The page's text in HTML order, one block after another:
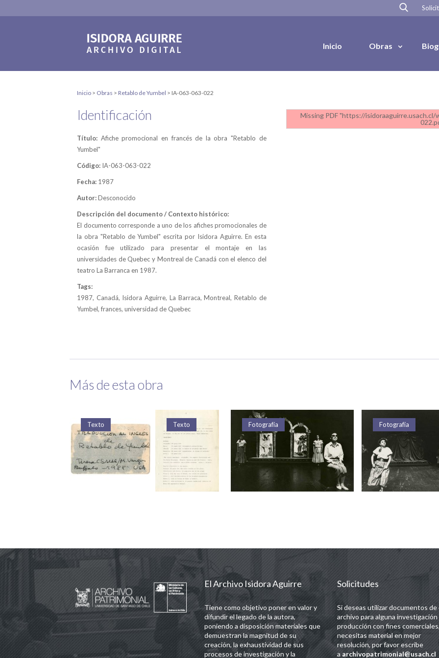
Inicio Obras
Inicio > Obras > Retablo de Yumbel > IA-063-063-022
Missing PDF "https://
Identificación
Título: Afiche promocional en francés de la obra "Retablo de
Yumbel"
Código: IA-063-063-022
Fecha: 1987
Autor:Desconocido
Descripción del documento / Contexto histórico:
El documento corresponde a uno de los afiches promocionales de
la obra "Retablo de Yumbel" escrita por Isidora Aguirre. En esta
ocasión fue utilizado para presentar el montaje en las
universidades de Quebec y Montreal de Canadá con el elenco del
teatro La Barranca en 1987.
Tags:
1987, Canadá, Isidora Aguirre, La Barraca, Montreal, Retablo de
Yumbel, frances, universidad de Quebec
Más de esta obra
Texto Texto Fotografía
Fotografía
Fotografía Fotografía
Fotografía
El Archivo Isidora Aguirre
Tiene como objetivo poner en valor y
difundir el legado de la autora,
poniendo a disposición materiales que
demuestran la magnitud de su
creación, la exhaustividad de sus
procesos de investigación y la
Solicitudes
Si deseas utilizar documentos
archivo para alguna investigación
producción con fines
necesitas material en mejor
resolución, por favor escribe
a archivopatrimonial@usach.cl